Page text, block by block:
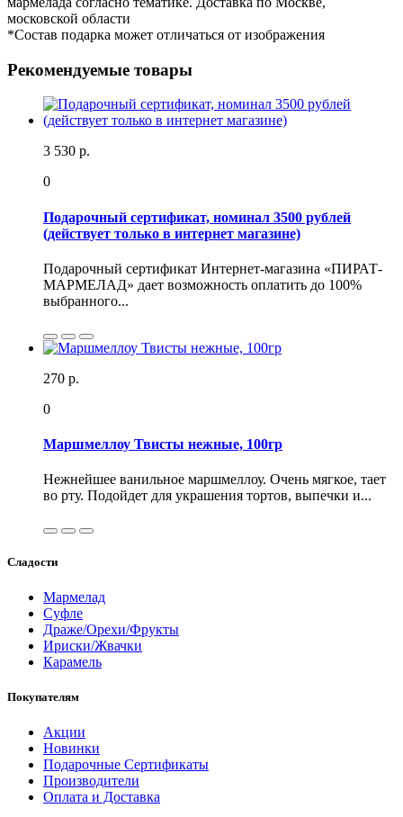
московской области
*Состав подарка может отличаться от изображения
Рекомендуемые товары
3 530 р.
0
Подарочный сертификат, номинал 3500 рублей
(действует только в интернет магазине)
Подарочный сертификат Интернет-магазина «ПИРАТ-
МАРМЕЛАД» дает возможность оплатить до 100%
выбранного...
270 р.
0
Маршмеллоу Твисты нежные, 100гр
Нежнейшее ванильное маршмеллоу. Очень мягкое, тает
во рту. Подойдет для украшения тортов, выпечки и...
Сладости
Мармелад
Суфле
Драже/Орехи/Фрукты
Ириски/Жвачки
Карамель
Покупателям
Акции
Новинки
Подарочные Сертификаты
Производители
Оплата и Доставка